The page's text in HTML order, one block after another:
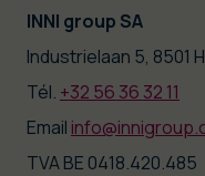
INNI group SA
|Industrielaan 5, 8501
Tél. +32 56 36 32 11
|Email
TVA BE 0418.420.485